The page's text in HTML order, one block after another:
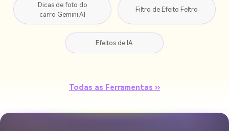
Dicas de foto do
carro Gemini AI
Filtro de Efeito Feltro
Efeitos de IA
Todas as Ferramentas ››